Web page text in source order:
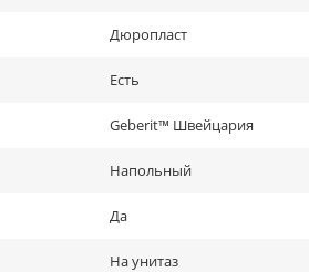
Дюропласт
Есть
Geberit™ Швейцария
Напольный
Да
На унитаз